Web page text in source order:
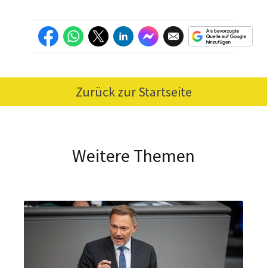
Zurück zur Startseite
Weitere Themen